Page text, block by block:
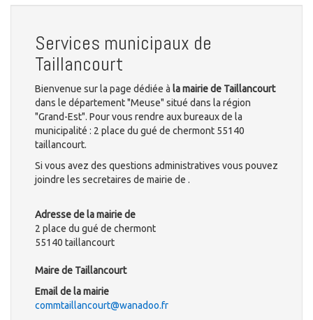
Services municipaux de
Taillancourt
Bienvenue sur la page dédiée à la mairie de Taillancourt
dans le département "Meuse" situé dans la région
"Grand-Est". Pour vous rendre aux bureaux de la
municipalité : 2 place du gué de chermont 55140
taillancourt.
Si vous avez des questions administratives vous pouvez
joindre les secretaires de mairie de .
Adresse de la mairie de
2 place du gué de chermont
55140 taillancourt
Maire de Taillancourt
Email de la mairie
commtaillancourt@wanadoo.fr